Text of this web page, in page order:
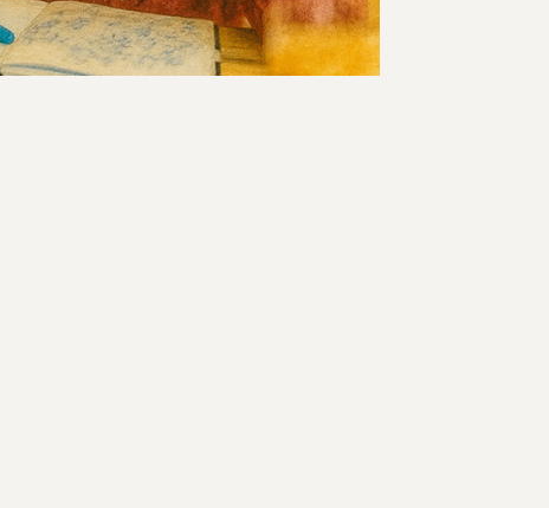
מדובר בנטייה טבעית או במצב של חרדה
תמיכה שמתאימה למי שהם באמת. בין